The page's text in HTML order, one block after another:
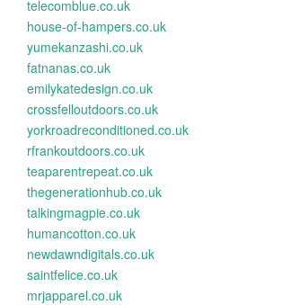
telecomblue.co.uk
house-of-hampers.co.uk
yumekanzashi.co.uk
fatnanas.co.uk
emilykatedesign.co.uk
crossfelloutdoors.co.uk
yorkroadreconditioned.co.uk
rfrankoutdoors.co.uk
teaparentrepeat.co.uk
thegenerationhub.co.uk
talkingmagpie.co.uk
humancotton.co.uk
newdawndigitals.co.uk
saintfelice.co.uk
mrjapparel.co.uk